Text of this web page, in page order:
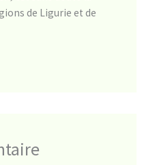
de Ligurie et de